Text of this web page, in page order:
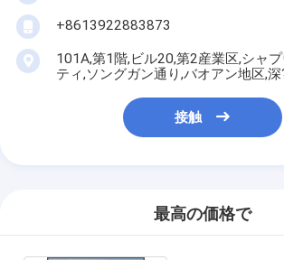
+8613922883873
101A,第1階,ビル20,第2産業区,シャ
ティ,ソングガン通り,バオアン地区,
接触
最高の価格で